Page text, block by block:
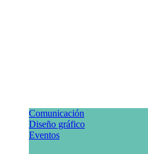
Comunicación
Diseño gráfico
Eventos